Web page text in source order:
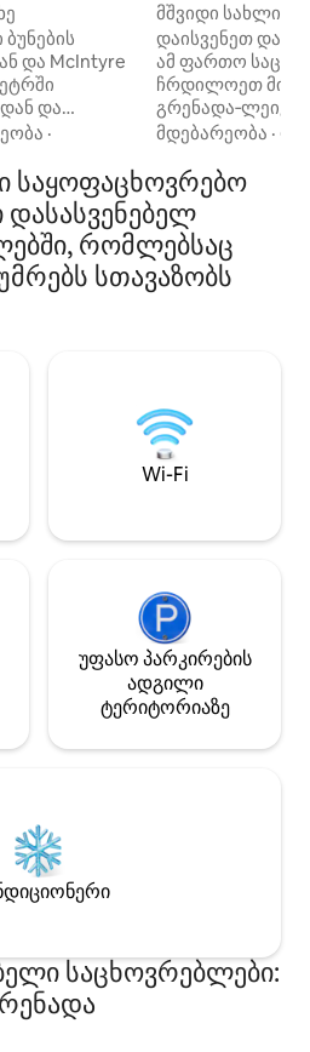
და McIntyre
და
ეს
სტუმრებს
სმ ზომის
დიდი
გათბობა/
ჩვენს ხის
·
მშვიდი სახლი
სავალზე
დაისვენეთ და
ამ ფართო
ჩრდილოეთ
ჯგუფებისთვის.
დახურული
ბარით და
ერთად
პატარა
მდებარე 13 000
ტერიტორიიდან
ნაკლებ
მდებარეობა ·
დასასვენებელ
რომლებსაც
სთავაზობს
Wi-Fi
უფასო პარკირების
ადგილი
ტერიტორიაზე
საცხოვრებლები: